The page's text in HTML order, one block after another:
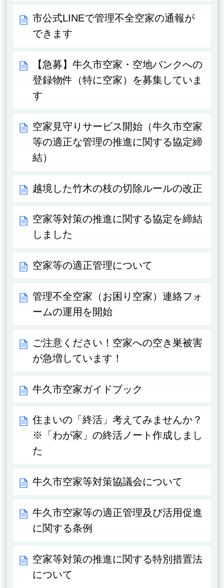
市公式LINEで管理不全空家の通報が
できます
【急募】牛久市空家・空地バンクへの
登録物件（特に空家）を募集していま
す
空家見守りサービス開始（牛久市空家
等の適正な管理の推進に関する協定締
結）
越境した竹木の枝の切除ルールの改正
空家等対策の推進に関する協定を締結
しました
空家等の適正管理について
管理不全空家（お困り空家）連絡フォ
ームの運用を開始
ご注意ください！空家への空き巣被害
が急増しています！
牛久市空家ガイドブック
住まいの「終活」考えてみませんか？
※「わが家」の終活ノート作成しまし
た
牛久市空家等対策協議会について
牛久市空家等の適正管理及び活用促進
に関する条例
空家等対策の推進に関する特別措置法
について